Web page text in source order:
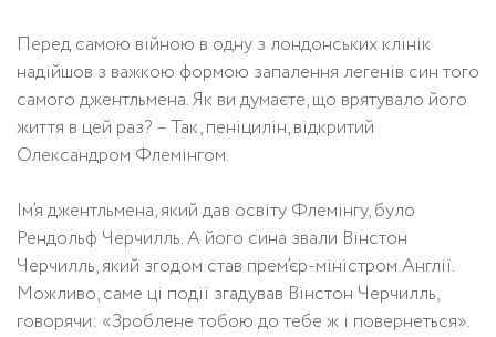
Перед самою війною в одну з лондонських клінік
надійшов з важкою формою запалення легенів син того
самого джентльмена. Як ви думаєте, що врятувало його
життя в цей раз? – Так, пеніцилін, відкритий
Олександром Флемінгом.
Ім’я джентльмена, який дав освіту Флемінгу, було
Рендольф Черчилль. А його сина звали Вінстон
Черчилль, який згодом став прем’єр-міністром Англії.
Можливо, саме ці події згадував Вїнстон Черчилль,
говорячи: «Зроблене тобою до тебе ж і повернеться».